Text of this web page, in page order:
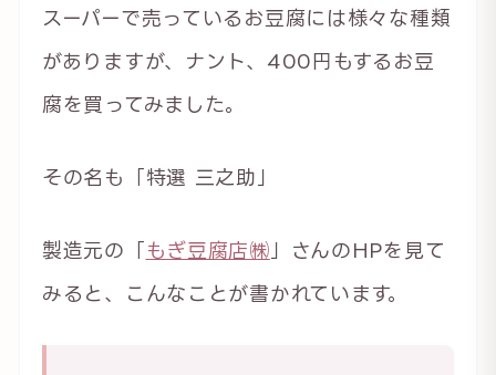
スーパーで売っているお豆腐には様々な種類
がありますが、ナント、400円もするお豆
腐を買ってみました。
その名も「特選 三之助」
製造元の「 もぎ豆腐店㈱ 」さんのHPを見て
みると、こんなことが書かれています。